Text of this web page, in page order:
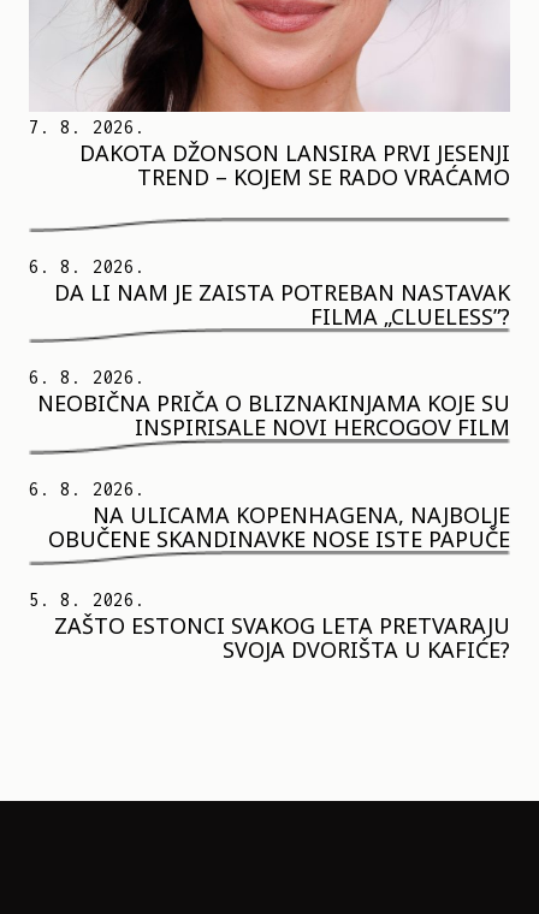
7. 8. 2026.
DAKOTA DŽONSON LANSIRA PRVI JESENJI
TREND – KOJEM SE RADO VRAĆAMO
6. 8. 2026.
DA LI NAM JE ZAISTA POTREBAN NASTAVAK
FILMA „CLUELESS”?
6. 8. 2026.
NEOBIČNA PRIČA O BLIZNAKINJAMA KOJE SU
INSPIRISALE NOVI HERCOGOV FILM
6. 8. 2026.
NA ULICAMA KOPENHAGENA, NAJBOLJE
OBUČENE SKANDINAVKE NOSE ISTE PAPUČE
5. 8. 2026.
ZAŠTO ESTONCI SVAKOG LETA PRETVARAJU
SVOJA DVORIŠTA U KAFIĆE?